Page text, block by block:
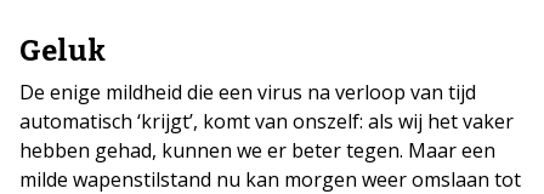
Geluk
De enige mildheid die een virus na verloop van tijd
automatisch ‘krijgt’, komt van onszelf: als wij het vaker
hebben gehad, kunnen we er beter tegen. Maar een
milde wapenstilstand nu kan morgen weer omslaan tot